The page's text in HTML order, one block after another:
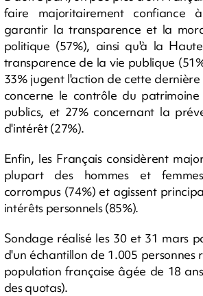
faire majoritairement confiance
garantir la transparence et la
politique (57%), ainsi qu'à la
transparence de la vie publique
33% jugent l'action de cette
concerne le contrôle du patrimoine
publics, et 27% concernant la
d'intérêt (27%).
Enfin, les Français considèrent
plupart des hommes et
corrompus (74%) et agissent
intérêts personnels (85%).
Sondage réalisé les 30 et 31 mars
d'un échantillon de 1.005 personnes
population française âgée de 18
des quotas).